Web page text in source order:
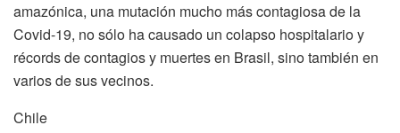
amazónica, una mutación mucho más contagiosa de la
Covid-19, no sólo ha causado un colapso hospitalario y
récords de contagios y muertes en Brasil, sino también en
varios de sus vecinos.
Chile